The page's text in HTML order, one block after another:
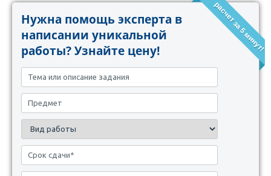
расчет за 5 минут!
Нужна помощь эксперта в
написании уникальной
работы? Узнайте цену!